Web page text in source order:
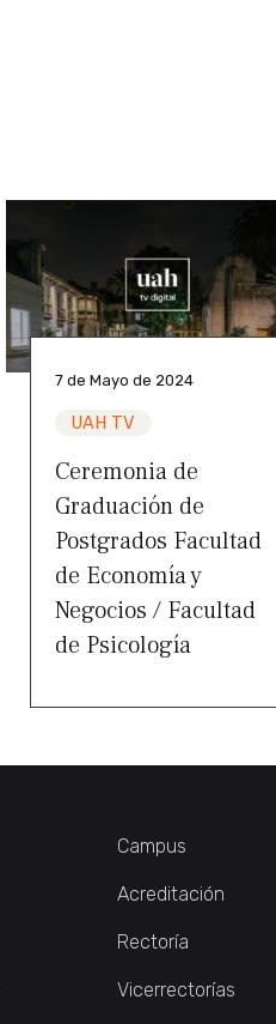
7 de Mayo de 2024
UAH TV
Ceremonia de
Graduación de
Postgrados Facultad
de Economía y
Negocios / Facultad
de Psicología
Campus
Acreditación
Rectoría
Vicerrectorías